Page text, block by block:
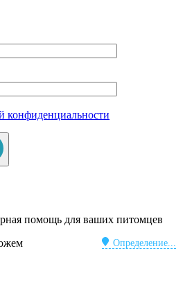
конфиденциальности
помощь для ваших питомцев
Определение...